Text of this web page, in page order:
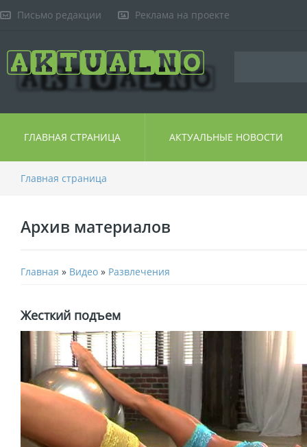
Письмо редакции Реклама на проекте
ГЛАВНАЯ СТРАНИЦА АКТУАЛЬНЫЕ НОВОСТИ
Главная страница
Архив материалов
Главная » Видео » Развлечения
Жесткий подъем